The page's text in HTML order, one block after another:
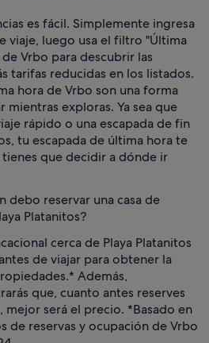
es fácil. Simplemente ingresa
viaje, luego usa el filtro "Última
Vrbo para descubrir las
tarifas reducidas en los listados.
hora de Vrbo son una forma
exploras. Ya sea que
rápido o una escapada de fin
tu escapada de última hora te
que decidir a dónde ir
debo reservar una casa de
Platanitos?
cerca de Playa Platanitos
de viajar para obtener la
Además,
que, cuanto antes reserves
mejor será el precio. *Basado en
de reservas y ocupación de Vrbo